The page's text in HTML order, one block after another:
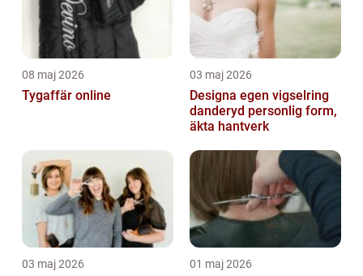
08 maj 2026
Tygaffär online
03 maj 2026
Designa egen vigselring
danderyd personlig form,
äkta hantverk
03 maj 2026 01 maj 2026